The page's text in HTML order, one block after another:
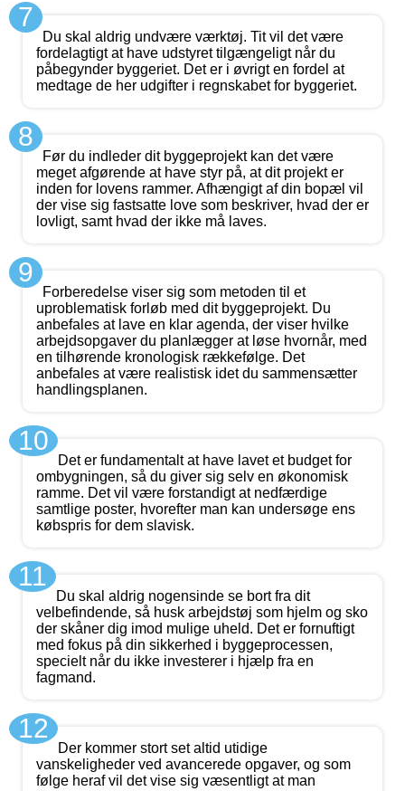
7
Du skal aldrig undvære værktøj. Tit vil det være
fordelagtigt at have udstyret tilgængeligt når du
påbegynder byggeriet. Det er i øvrigt en fordel at
medtage de her udgifter i regnskabet for byggeriet.
8
Før du indleder dit byggeprojekt kan det være
meget afgørende at have styr på, at dit projekt er
inden for lovens rammer. Afhængigt af din bopæl vil
der vise sig fastsatte love som beskriver, hvad der er
lovligt, samt hvad der ikke må laves.
9
Forberedelse viser sig som metoden til et
uproblematisk forløb med dit byggeprojekt. Du
anbefales at lave en klar agenda, der viser hvilke
arbejdsopgaver du planlægger at løse hvornår, med
en tilhørende kronologisk rækkefølge. Det
anbefales at være realistisk idet du sammensætter
handlingsplanen.
10
Det er fundamentalt at have lavet et budget for
ombygningen, så du giver sig selv en økonomisk
ramme. Det vil være forstandigt at nedfærdige
samtlige poster, hvorefter man kan undersøge ens
købspris for dem slavisk.
11
Du skal aldrig nogensinde se bort fra dit
velbefindende, så husk arbejdstøj som hjelm og sko
der skåner dig imod mulige uheld. Det er fornuftigt
med fokus på din sikkerhed i byggeprocessen,
specielt når du ikke investerer i hjælp fra en
fagmand.
12
Der kommer stort set altid utidige
vanskeligheder ved avancerede opgaver, og som
følge heraf vil det vise sig væsentligt at man